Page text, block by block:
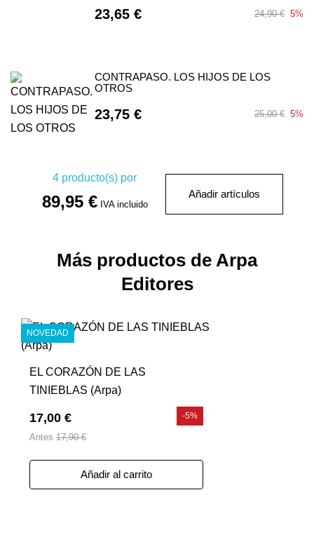
23,65 € 24,90 € 5%
CONTRAPASO. LOS HIJOS DE LOS
OTROS
23,75 € 25,00 € 5%
4 producto(s) por
89,95 € IVA incluido
Añadir artículos
Más productos de Arpa
Editores
EL CORAZÓN DE LAS
TINIEBLAS (Arpa)
17,00 €
Antes 17,90 €
-5%
Añadir al carrito
NOVEDAD